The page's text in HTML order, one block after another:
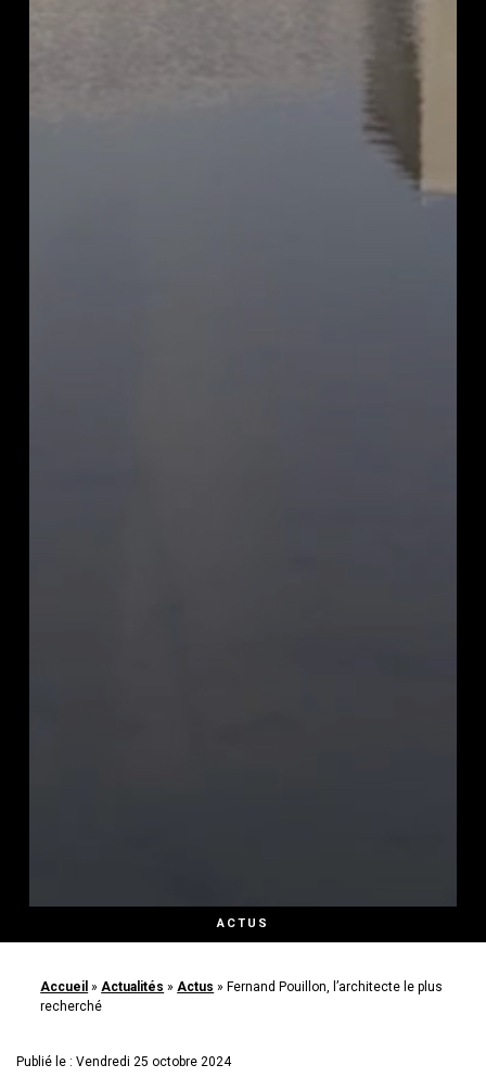
ACTUS
Accueil »Actualités »Actus » Fernand Pouillon, l’architecte le plus
recherché
Publié le : Vendredi 25 octobre 2024